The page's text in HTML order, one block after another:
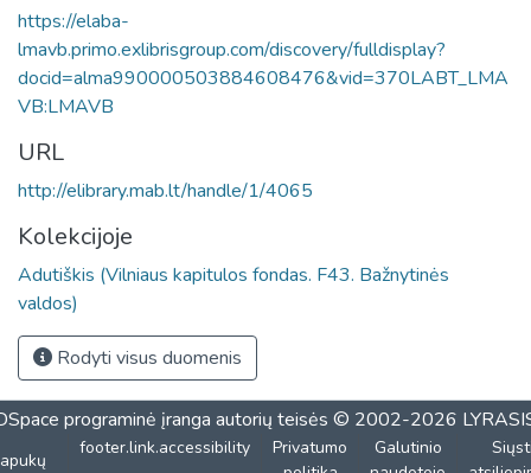
https://elaba-
lmavb.primo.exlibrisgroup.com/discovery/fulldisplay?
docid=alma990000503884608476&vid=370LABT_LMA
VB:LMAVB
URL
http://elibrary.mab.lt/handle/1/4065
Kolekcijoje
Adutiškis (Vilniaus kapitulos fondas. F43. Bažnytinės
valdos)
Rodyti visus duomenis
programinė įranga autorių teisės © 2002-2026
footer.link.accessibility
Privatumo
Galutinio